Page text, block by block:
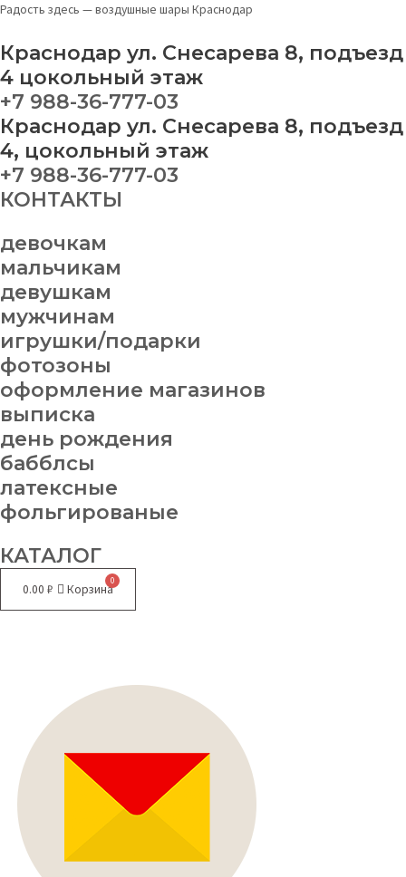
Перейти
содержимому
Радость здесь — воздушные шары Краснодар
Краснодар ул. Снесарева 8, подъезд
4 цокольный этаж
+7 988-36-777-03
Краснодар ул. Снесарева 8, подъезд
4, цокольный этаж
+7 988-36-777-03
КОНТАКТЫ
девочкам
мальчикам
девушкам
мужчинам
игрушки/подарки
фотозоны
оформление магазинов
выписка
день рождения
бабблсы
латексные
фольгированые
КАТАЛОГ
0.00 ₽ Корзина
Набор
№4
quantity